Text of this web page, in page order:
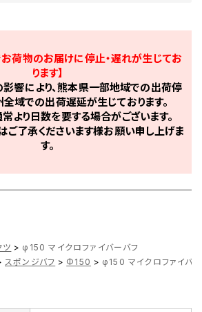
お荷物のお届けに停止・遅れが生じてお
ります】
響により、熊本県一部地域での出荷停
域での出荷遅延が生じております。
より日数を要する場合がございます。
ご了承くださいます様お願い申し上げま
す。
ツ > φ150 マイクロファイバーバフ
スポンジバフ > Φ150 > φ150 マイクロファイバ